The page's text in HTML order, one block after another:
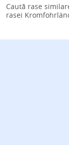
Caută rase
rasei